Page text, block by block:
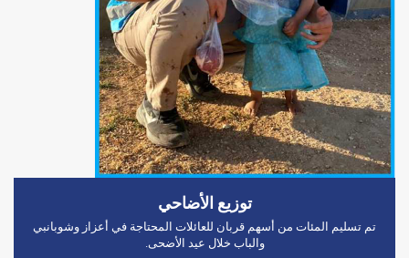
توزيع الأضاحي
تم تسليم المئات من أسهم قربان للعائلات المحتاجة في أعزاز وشوبانبي
والباب خلال عيد الأضحى.